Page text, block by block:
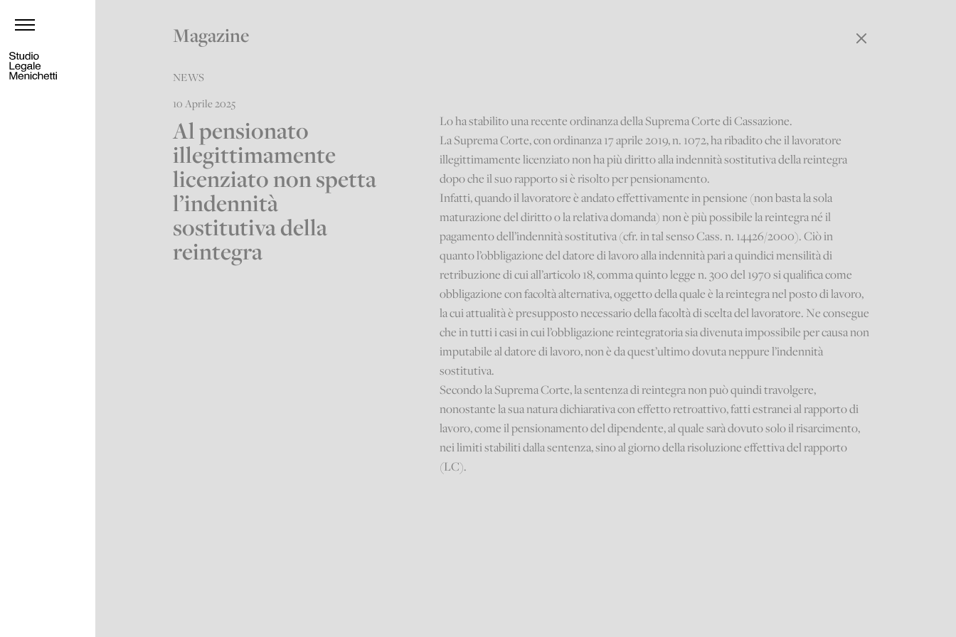
Magazine
NEWS
10 Aprile 2025
Al pensionato
illegittimamente
licenziato non spetta
l’indennità
sostitutiva della
reintegra
Lo ha stabilito una recente ordinanza della Suprema Corte di Cassazione.
La Suprema Corte, con ordinanza 17 aprile 2019, n. 1072, ha ribadito che il lavoratore
illegittimamente licenziato non ha più diritto alla indennità sostitutiva della reintegra
dopo che il suo rapporto si è risolto per pensionamento.
Infatti, quando il lavoratore è andato effettivamente in pensione (non basta la sola
maturazione del diritto o la relativa domanda) non è più possibile la reintegra né il
pagamento dell’indennità sostitutiva (cfr. in tal senso Cass. n. 14426/2000). Ciò in
quanto l’obbligazione del datore di lavoro alla indennità pari a quindici mensilità di
retribuzione di cui all’articolo 18, comma quinto legge n. 300 del 1970 si qualifica come
obbligazione con facoltà alternativa, oggetto della quale è la reintegra nel posto di lavoro,
la cui attualità è presupposto necessario della facoltà di scelta del lavoratore. Ne consegue
che in tutti i casi in cui l’obbligazione reintegratoria sia divenuta impossibile per causa non
imputabile al datore di lavoro, non è da quest’ultimo dovuta neppure l’indennità
sostitutiva.
Secondo la Suprema Corte, la sentenza di reintegra non può quindi travolgere,
nonostante la sua natura dichiarativa con effetto retroattivo, fatti estranei al rapporto di
lavoro, come il pensionamento del dipendente, al quale sarà dovuto solo il risarcimento,
nei limiti stabiliti dalla sentenza, sino al giorno della risoluzione effettiva del rapporto
(LC).